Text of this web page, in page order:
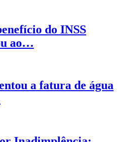
do INSS
ao…
a fatura de água